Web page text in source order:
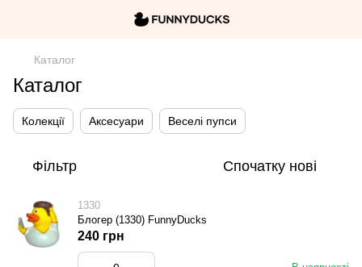
Каталог
Каталог
Колекції Аксесуари Веселі пупси
Фільтр Спочатку нові
1330
Блогер (1330) FunnyDucks
240 грн